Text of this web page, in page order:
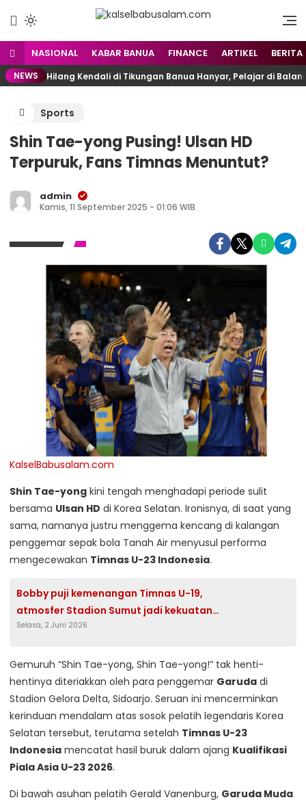
NASIONAL KABAR BANUA FINANCE ARTIKEL BERITA
NEWS Hilang Kendali di Tikungan Banua Hanyar, Pelajar di
Sports
Shin Tae-yong Pusing! Ulsan HD
Terpuruk, Fans Timnas Menuntut?
admin
Kamis, 11 September 2025 - 01:06 WIB
KalselBabusalam.com
Shin Tae-yong kini tengah menghadapi periode sulit
bersama Ulsan HD di Korea Selatan. Ironisnya, di saat yang
sama, namanya justru menggema kencang di kalangan
penggemar sepak bola Tanah Air menyusul performa
mengecewakan Timnas U-23 Indonesia.
Bobby puji kemenangan Timnas U-19,
atmosfer Stadion Sumut jadi kekuatan
tambahan
Selasa, 2 Juni 2026
Gemuruh “Shin Tae-yong, Shin Tae-yong!” tak henti-
hentinya diteriakkan oleh para penggemar Garuda di
Stadion Gelora Delta, Sidoarjo. Seruan ini mencerminkan
kerinduan mendalam atas sosok pelatih legendaris Korea
Selatan tersebut, terutama setelah Timnas U-23
Indonesia mencatat hasil buruk dalam ajang Kualifikasi
Piala Asia U-23 2026.
Di bawah asuhan pelatih Gerald Vanenburg, Garuda Muda